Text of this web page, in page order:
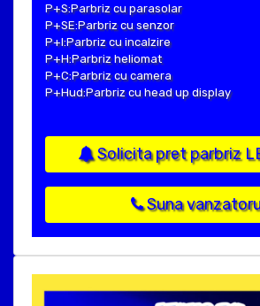
P+S:Parbriz cu parasolar
P+SE:Parbriz cu senzor
P+I:Parbriz cu incalzire
P+H:Parbriz heliomat
P+C:Parbriz cu camera
P+Hud:Parbriz cu head up display
Solicita pret parbriz
Suna